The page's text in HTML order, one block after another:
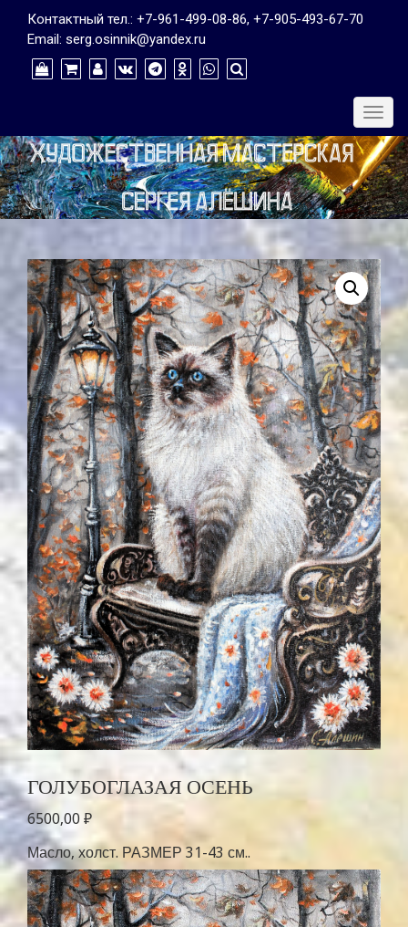
Контактный тел.: +7-961-499-08-86, +7-905-493-67-70
Email: serg.osinnik@yandex.ru
ГОЛУБОГЛАЗАЯ ОСЕНЬ
6500,00 ₽
Масло, холст. РАЗМЕР 31-43 см..